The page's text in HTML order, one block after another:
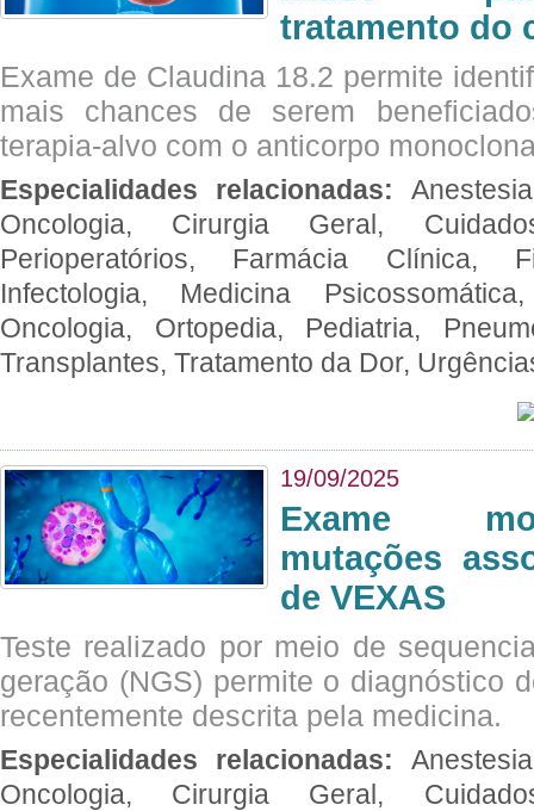
tratamento do
Exame de Claudina 18.2 permite
mais chances de serem
terapia-alvo com o anticorpo
Especialidades relacionadas:
Oncologia, Cirurgia Geral,
Perioperatórios, Farmácia Clínica,
Infectologia, Medicina
Oncologia, Ortopedia, Pediatria,
Transplantes, Tratamento da Dor,
19/09/2025
Exame
mutações
de VEXAS
Teste realizado por meio de
geração (NGS) permite o diagnóstico
recentemente descrita pela medicina.
Especialidades relacionadas:
Oncologia, Cirurgia Geral,